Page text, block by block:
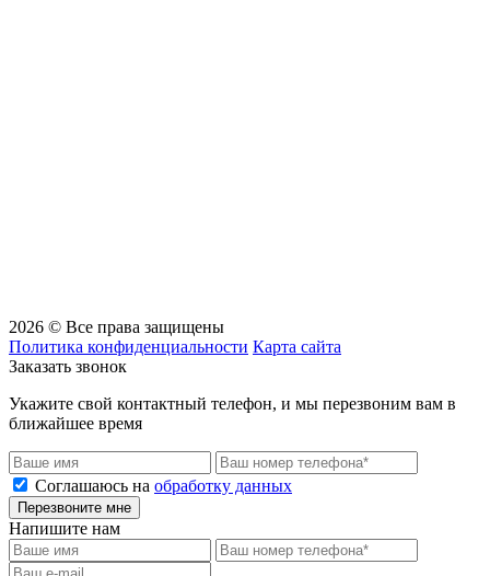
2026 © Все права защищены
Политика конфиденциальности Карта сайта
Заказать звонок
Укажите свой контактный телефон, и мы перезвоним вам в
ближайшее время
Соглашаюсь на обработку данных
Перезвоните мне
Напишите нам